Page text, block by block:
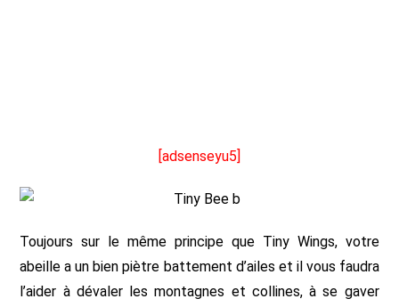
[adsenseyu5]
Toujours sur le même principe que Tiny Wings, votre
abeille a un bien piètre battement d’ailes et il vous faudra
l’aider à dévaler les montagnes et collines, à se gaver